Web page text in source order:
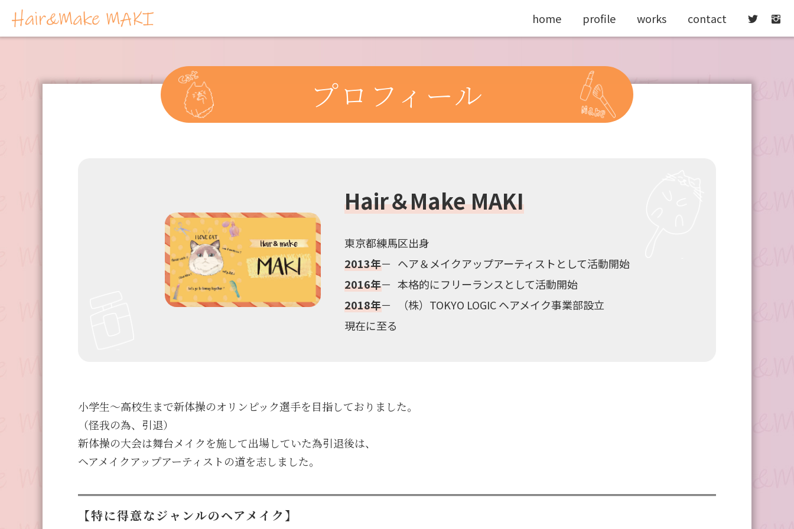
home profile works contact  
プロフィール
Hair＆Make MAKI
東京都練馬区出身
2013年
ヘア＆メイクアップアーティストとして活動開始
2016年
本格的にフリーランスとして活動開始
2018年
（株）TOKYO LOGIC ヘアメイク事業部設立
現在に至る
小学生～高校生まで新体操のオリンピック選手を目指しておりました。
（怪我の為、引退）
新体操の大会は舞台メイクを施して出場していた為引退後は、
ヘアメイクアップアーティストの道を志しました。
【特に得意なジャンルのヘアメイク】